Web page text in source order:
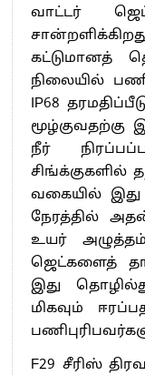
வாட்டர்
கட்டுமானத்
நிலையில்
IP68
மூழ்குவதற்கு
நீர்
வகையில் இது
நேரத்தில்
உயர்
ஜெட்களைத்
இது
மிகவும்
F29 சீரிஸ்